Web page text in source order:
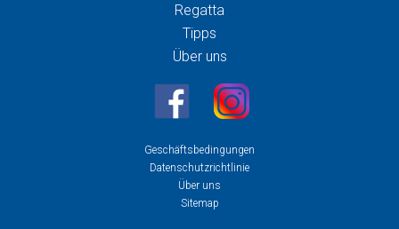
Regatta
Tipps
Über uns
Geschäftsbedingungen
Datenschutzrichtlinie
Über uns
Sitemap